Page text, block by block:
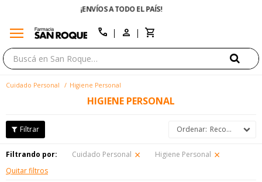
ENVÍO GRATIS EN COMPRAS +$1500 CON CUPÓN "ENVÍO"
menu call
Cuidado Personal Higiene Personal
HIGIENE PERSONAL
Recomendados
Filtrando por: Cuidado Personal
Higiene Personal
Quitar filtros
close